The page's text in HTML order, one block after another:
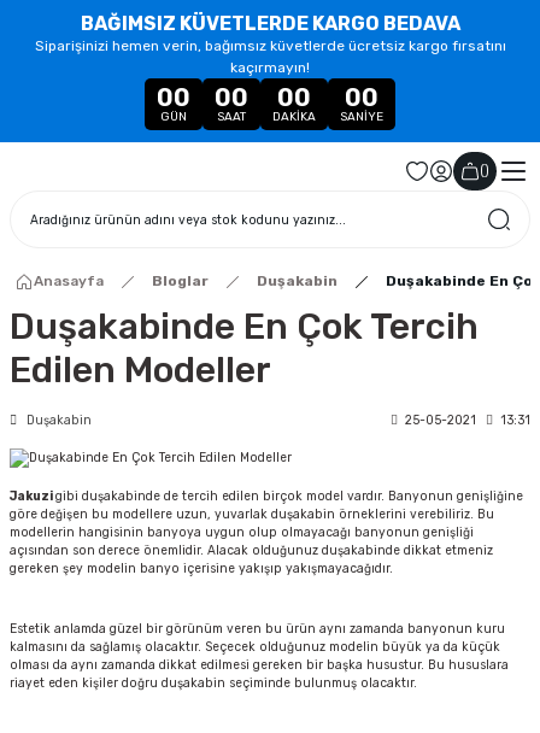
BAĞIMSIZ KÜVETLERDE KARGO BEDAVA
Siparişinizi hemen verin, bağımsız küvetlerde ücretsiz kargo fırsatını
kaçırmayın!
00
GÜN
00
SAAT
00
DAKIKA
00
SANIYE
()
Anasayfa Bloglar Duşakabin Duşakabinde En
Duşakabinde En Çok Tercih
Edilen Modeller
Duşakabin 25-05-2021 13:31
Jakuzigibi duşakabinde de tercih edilen birçok model vardır. Banyonun genişliğine
göre değişen bu modellere uzun, yuvarlak duşakabin örneklerini verebiliriz. Bu
modellerin hangisinin banyoya uygun olup olmayacağı banyonun genişliği
açısından son derece önemlidir. Alacak olduğunuz duşakabinde dikkat etmeniz
gereken şey modelin banyo içerisine yakışıp yakışmayacağıdır.
Estetik anlamda güzel bir görünüm veren bu ürün aynı zamanda banyonun kuru
kalmasını da sağlamış olacaktır. Seçecek olduğunuz modelin büyük ya da küçük
olması da aynı zamanda dikkat edilmesi gereken bir başka husustur. Bu hususlara
riayet eden kişiler doğru duşakabin seçiminde bulunmuş olacaktır.